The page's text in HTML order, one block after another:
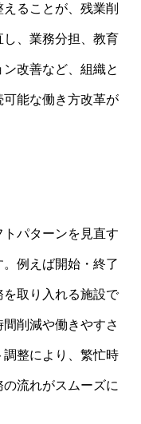
ることが、残業削
、業務分担、教育
改善など、組織と
可能な働き方改革が
パターンを見直す
例えば開始・終了
取り入れる施設で
削減や働きやすさ
整により、繁忙時
流れがスムーズに